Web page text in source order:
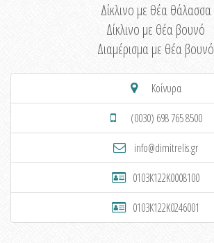
Δίκλινο με θέα θάλασσα
Δίκλινο με θέα βουνό
Διαμέρισμα με θέα βουνό
Κοίνυρα
(0030) 698 765 8500
info@dimitrelis.gr
0103K122K0008100
0103K122K0246001